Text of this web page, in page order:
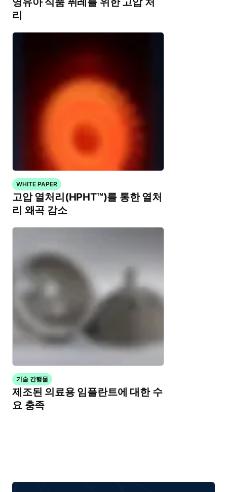
리
WHITE PAPER
고압 열처리(HPHT™)를 통한 열처
리 왜곡 감소
기술 간행물
제조된 의료용 임플란트에 대한 수
요 충족